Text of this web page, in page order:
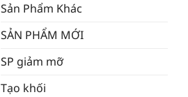
Sản Phẩm Khác
SẢN PHẨM MỚI
SP giảm mỡ
Tạo khối